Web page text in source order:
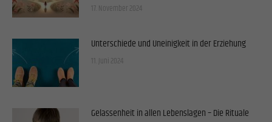
17. November 2024
Unterschiede und Uneinigkeit in der Erziehung
11. Juni 2024
Gelassenheit in allen Lebenslagen – Die Rituale